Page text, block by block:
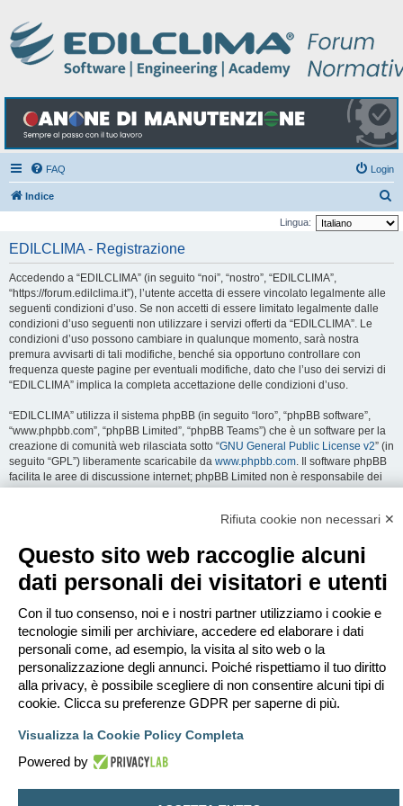
FAQ Login
Indice
e
Lingua:
EDILCLIMA - Registrazione
Accedendo a “EDILCLIMA” (in seguito “noi”, “nostro”, “EDILCLIMA”,
“https://forum.edilclima.it”), l’utente accetta di essere vincolato legalmente alle
seguenti condizioni d’uso. Se non accetti di essere limitato legalmente dalle
condizioni d’uso seguenti non utilizzare i servizi offerti da “EDILCLIMA”. Le
condizioni d’uso possono cambiare in qualunque momento, sarà nostra
premura avvisarti di tali modifiche, benché sia opportuno controllare con
frequenza queste pagine per eventuali modifiche, dato che l’uso dei servizi di
“EDILCLIMA” implica la completa accettazione delle condizioni d’uso.
“EDILCLIMA” utilizza il sistema phpBB (in seguito “loro”, “phpBB software”,
“www.phpbb.com”, “phpBB Limited”, “phpBB Teams”) che è un software per la
creazione di comunità web rilasciata sotto “GNU General Public License v2” (in
seguito “GPL”) liberamente scaricabile da www.phpbb.com . Il software phpBB
facilita le aree di discussione internet; phpBB Limited non è responsabile dei
contenuti e della gestione. Per ulteriori informazioni su phpBB:
minaccia, messaggio a sfondo sessuale, o qualsiasi altro tipo di materiale che
può violare una qualsiasi Legge del proprio Stato, o dello Stato dove
“EDILCLIMA” è ospitato, o di una Legge internazionale. Fare ciò porta
all’immediato e permanente divieto di accesso, con notifica al tuo provider
Internet se è ritenuto da noi opportuno. Tutti gli indirizzi IP sono registrati per
salvaguardare e rinforzare queste condizioni. Accetti che “EDILCLIMA” abbia il
diritto di rimuovere, riscrivere, spostare o chiudere qualsiasi argomento in
qualsiasi momento lo ritenga necessario. Come fruitore di questo servizio,
accetti che ogni informazione (dato personale) tu abbia inviato sia conservata
in un database. Al contempo queste informazioni non saranno divulgate a
nessuno senza il tuo consenso, né “EDILCLIMA” o phpBB sono da ritenersi
queste informazioni.
Rifiuta cookie non necessari ✕
Questo sito web raccoglie alcuni
dati personali dei visitatori e utenti
Con il tuo consenso, noi e i nostri partner utilizziamo i cookie e
tecnologie simili per archiviare, accedere ed elaborare i dati
personali come, ad esempio, la visita al sito web o la
personalizzazione degli annunci. Poiché rispettiamo il tuo diritto
alla privacy, è possibile scegliere di non consentire alcuni tipi di
cookie. Clicca su preferenze GDPR per saperne di più.
Visualizza la Cookie Policy Completa
Powered by